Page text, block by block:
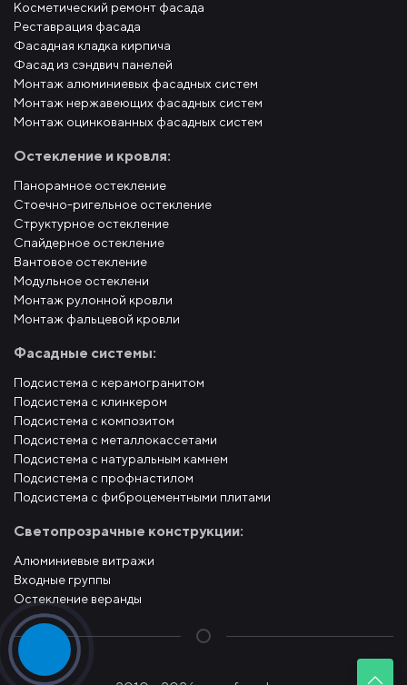
Косметический ремонт фасада
Реставрация фасада
Фасадная кладка кирпича
Фасад из сэндвич панелей
Монтаж алюминиевых фасадных систем
Монтаж нержавеющих фасадных систем
Монтаж оцинкованных фасадных систем
Остекление и кровля:
Панорамное остекление
Стоечно-ригельное остекление
Структурное остекление
Спайдерное остекление
Вантовое остекление
Модульное остеклени
Монтаж рулонной кровли
Монтаж фальцевой кровли
Фасадные системы:
Подсистема с керамогранитом
Подсистема с клинкером
Подсистема с композитом
Подсистема с металлокассетами
Подсистема с натуральным камнем
Подсистема с профнастилом
Подсистема с фиброцементными плитами
Светопрозрачные конструкции:
Алюминиевые витражи
Входные группы
Остекление веранды